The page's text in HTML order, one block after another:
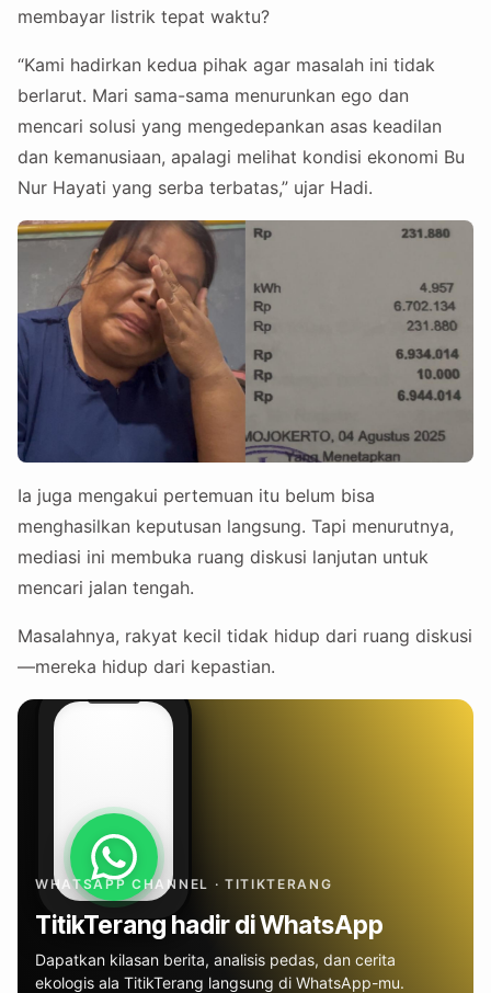
membayar listrik tepat waktu?
“Kami hadirkan kedua pihak agar masalah ini tidak
berlarut. Mari sama-sama menurunkan ego dan
mencari solusi yang mengedepankan asas keadilan
dan kemanusiaan, apalagi melihat kondisi ekonomi Bu
Nur Hayati yang serba terbatas,” ujar Hadi.
Ia juga mengakui pertemuan itu belum bisa
menghasilkan keputusan langsung. Tapi menurutnya,
mediasi ini membuka ruang diskusi lanjutan untuk
mencari jalan tengah.
Masalahnya, rakyat kecil tidak hidup dari ruang diskusi
—mereka hidup dari kepastian.
WHATSAPP CHANNEL · TITIKTERANG
TitikTerang hadir di WhatsApp
Dapatkan kilasan berita, analisis pedas, dan cerita
ekologis ala TitikTerang langsung di WhatsApp-mu.